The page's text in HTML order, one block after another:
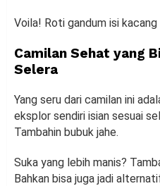
Voila! Roti gandum isi
Camilan Sehat yang
Selera
Yang seru dari camilan ini
eksplor sendiri isian sesuai
Tambahin bubuk jahe.
Suka yang lebih manis?
Bahkan bisa juga jadi